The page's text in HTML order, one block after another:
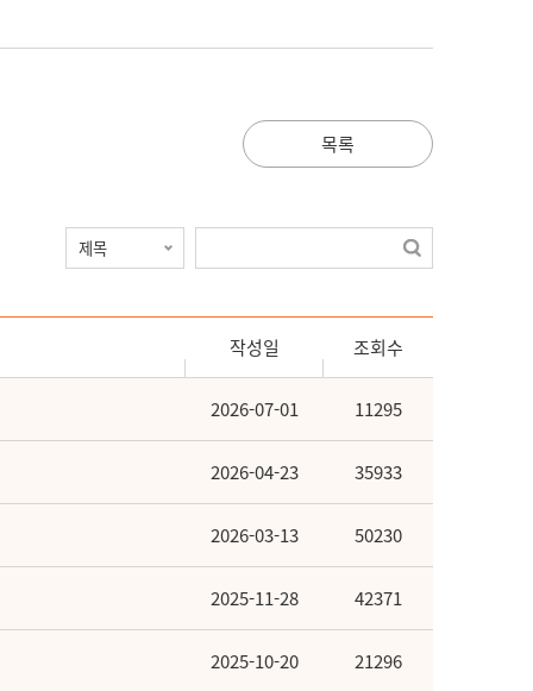
목록
작성일 조회수
2026-07-01 11295
2026-04-23 35933
2026-03-13 50230
2025-11-28 42371
2025-10-20 21296